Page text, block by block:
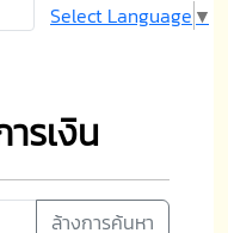
Select Language ▼
รเงิน
ล้างการค้นหา